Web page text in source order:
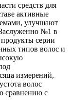
средств для
активные
улучшают
№1 в
серии
типов волос и
измерений,
волос
сравнению с